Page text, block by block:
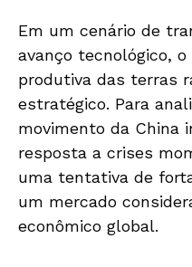
Em um cenário de
avanço tecnológico,
produtiva das terras
estratégico. Para
movimento da China
resposta a crises
uma tentativa de
um mercado
econômico global.